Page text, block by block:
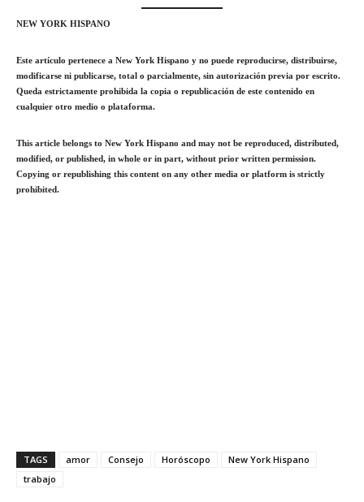
NEW YORK HISPANO
Este artículo pertenece a New York Hispano y no puede reproducirse, distribuirse,
modificarse ni publicarse, total o parcialmente, sin autorización previa por escrito.
Queda estrictamente prohibida la copia o republicación de este contenido en
cualquier otro medio o plataforma.
This article belongs to New York Hispano and may not be reproduced, distributed,
modified, or published, in whole or in part, without prior written permission.
Copying or republishing this content on any other media or platform is strictly
prohibited.
TAGS amor Consejo Horóscopo
New York Hispano
trabajo